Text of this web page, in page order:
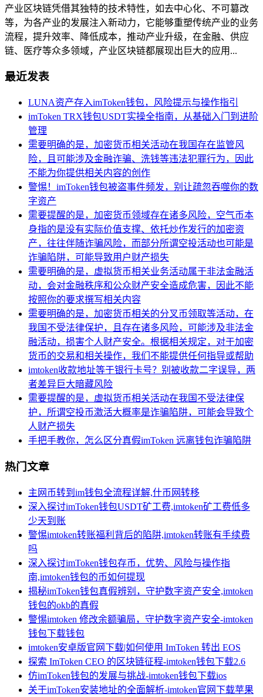
产业区块链凭借其独特的技术特性，如去中心化、不可篡改
等，为各产业的发展注入新动力，它能够重塑传统产业的业务
流程，提升效率、降低成本，推动产业升级，在金融、供应
链、医疗等众多领域，产业区块链都展现出巨大的应用...
最近发表
LUNA资产存入imToken钱包，风险提示与操作指引
imToken TRX钱包USDT实操全指南，从基础入门到进阶
管理
需要明确的是，加密货币相关活动在我国存在监管风
险，且可能涉及金融诈骗、洗钱等违法犯罪行为，因此
不能为你提供相关内容的创作
警惕！imToken钱包被盗事件频发，别让疏忽吞噬你的数
字资产
需要提醒的是，加密货币领域存在诸多风险，空气币本
身指的是没有实际价值支撑、依托炒作发行的加密资
产，往往伴随诈骗风险，而部分所谓空投活动也可能是
诈骗陷阱，可能导致用户财产损失
需要明确的是，虚拟货币相关业务活动属于非法金融活
动，会对金融秩序和公众财产安全造成危害，因此不能
按照你的要求撰写相关内容
需要明确的是，加密货币相关的分叉币领取等活动，在
我国不受法律保护，且存在诸多风险，可能涉及非法金
融活动，损害个人财产安全。根据相关规定，对于加密
货币的交易和相关操作，我们不能提供任何指导或帮助
imtoken收款地址等于银行卡号？别被收款二字误导，两
者差异巨大暗藏风险
需要提醒的是，虚拟货币相关活动在我国不受法律保
护，所谓空投币激活大概率是诈骗陷阱，可能会导致个
人财产损失
手把手教你，怎么区分真假imToken 远离钱包诈骗陷阱
热门文章
主网币转到im钱包全流程详解,什币网转移
深入探讨imToken钱包USDT矿工费,imtoken矿工费低多
少天到账
警惕imtoken转账福利背后的陷阱,imtoken转账有手续费
吗
深入探讨imToken钱包存币，优势、风险与操作指
南,imtoken钱包的币如何提现
揭秘imToken钱包真假辨别，守护数字资产安全,imtoken
钱包的okb的真假
警惕imtoken 修改余额骗局，守护数字资产安全-imtoken
钱包下载钱包
imtoken安卓版官网下载|如何使用 ImToken 转出 EOS
探索 ImToken CEO 的区块链征程-imtoken钱包下载2.6
仿imToken钱包的发展与挑战-imtoken钱包下载ios
关于imToken安装地址的全面解析-imtoken官网下载苹果